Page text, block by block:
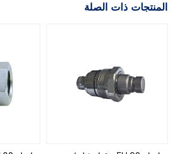
المنتجات ذات الصلة